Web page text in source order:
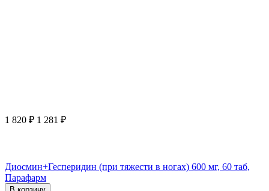
1 820 ₽ 1 281 ₽
Диосмин+Гесперидин (при тяжести в ногах) 600 мг, 60 таб,
Парафарм